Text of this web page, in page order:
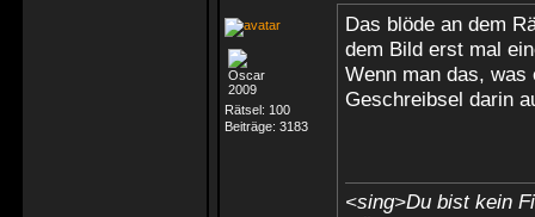
Rätsel: 100
Beiträge: 3183
Das blöde an dem
dem Bild erst mal
Wenn man das,
Geschreibsel darin
<sing>Du bist kein